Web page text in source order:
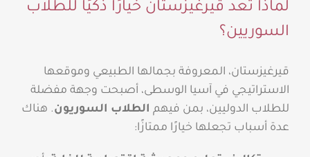
لماذا تُعد قيرغيزستان خيارًا ذكيًا للطلاب
السوريين؟
قيرغيزستان، المعروفة بجمالها الطبيعي وموقعها
الاستراتيجي في آسيا الوسطى، أصبحت وجهة مفضلة
للطلاب الدوليين، بمن فيهم الطلاب السوريون. هناك
عدة أسباب تجعلها خيارًا ممتازًا: